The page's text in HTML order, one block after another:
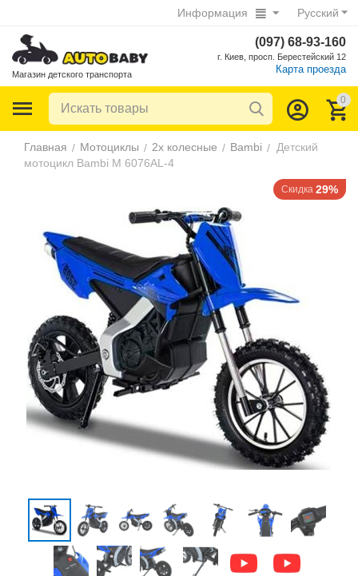
Русский
Информация
Магазин детского транспорта
(097) 68-93-160
г. Киев, просп. Берестейский 12
Карта проезда
0
Главная / Мотоциклы / 2х колесные / Bambi / Детский
мотоцикл Bambi M 6076AL-4
Скидка 29%